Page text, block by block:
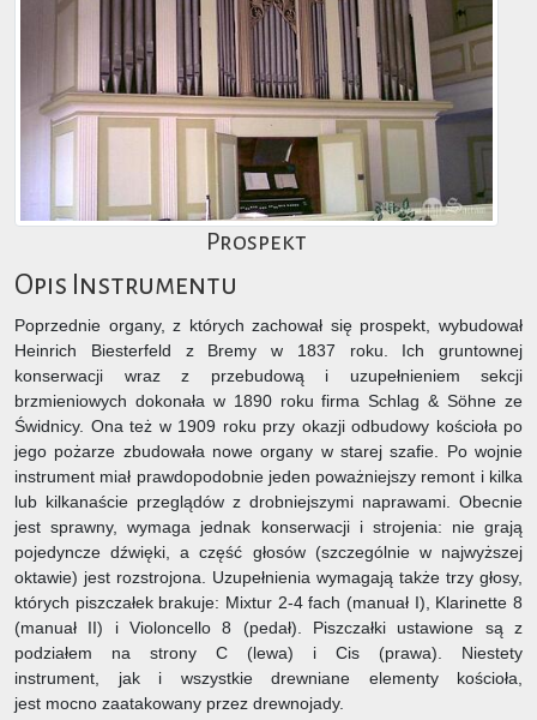
Prospekt
Opis Instrumentu
Poprzednie organy, z których zachował się prospekt, wybudował
Heinrich Biesterfeld z Bremy w 1837 roku. Ich gruntownej
konserwacji wraz z przebudową i uzupełnieniem sekcji
brzmieniowych dokonała w 1890 roku firma Schlag & Söhne ze
Świdnicy. Ona też w 1909 roku przy okazji odbudowy kościoła po
jego pożarze zbudowała nowe organy w starej szafie. Po wojnie
instrument miał prawdopodobnie jeden poważniejszy remont i kilka
lub kilkanaście przeglądów z drobniejszymi naprawami. Obecnie
jest sprawny, wymaga jednak konserwacji i strojenia: nie grają
pojedyncze dźwięki, a część głosów (szczególnie w najwyższej
oktawie) jest rozstrojona. Uzupełnienia wymagają także trzy głosy,
których piszczałek brakuje: Mixtur 2-4 fach (manuał I), Klarinette 8
(manuał II) i Violoncello 8 (pedał). Piszczałki ustawione są z
podziałem na strony C (lewa) i Cis (prawa). Niestety
instrument, jak i wszystkie drewniane elementy kościoła,
jest mocno zaatakowany przez drewnojady.